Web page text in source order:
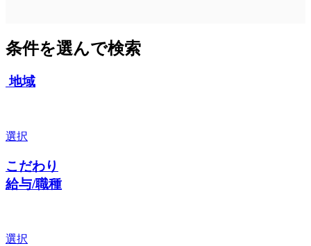
条件を選んで検索
地域
選択
こだわり
給与/職種
選択